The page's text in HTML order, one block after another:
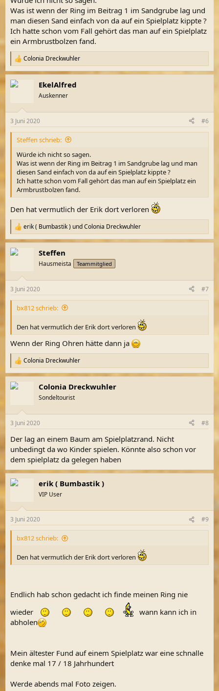
Was ist wenn der Ring im Beitrag 1 im Sandgrube lag und
man diesen Sand einfach von da auf ein Spielplatz kippte ?
Ich hatte schon vom Fall gehört das man auf ein Spielplatz
ein Armbrustbolzen fand.
R
e
a
k
e
n
Colonia Dreckwuhler
EkelAlfred
Auskenner
3 Juni 2020 #6
Steffen schrieb:
Würde ich nicht so sagen.
Was ist wenn der Ring im Beitrag 1 im Sandgrube lag und man
diesen Sand einfach von da auf ein Spielplatz kippte ?
Ich hatte schon vom Fall gehört das man auf ein Spielplatz ein
Armbrustbolzen fand.
Den hat vermutlich der Erik dort verloren
R
e
a
k
e
n
erik ( Bumbastik ) undColonia Dreckwuhler
Steffen
Hausmeista Teammitglied
3 Juni 2020 #7
bx812 schrieb:
Den hat vermutlich der Erik dort verloren
Wenn der Ring Ohren hätte dann ja
R
e
a
k
e
:
Colonia Dreckwuhler
Colonia Dreckwuhler
Sondeltourist
3 Juni 2020 #8
Der lag an einem Baum am Spielplatzrand. Nicht
unbedingt da wo Kinder spielen. Könnte also schon vor
dem spielplatz da gelegen haben
erik ( Bumbastik )
VIP User
3 Juni 2020 #9
bx812 schrieb:
Den hat vermutlich der Erik dort verloren
Endlich hab schon gedacht ich finde meinen Ring nie
wieder
wann kann ich in
abholen
Mein ältester Fund auf einem Spielplatz war eine schnalle
denke mal 17 / 18 Jahrhundert
Werde abends mal Foto zeigen.